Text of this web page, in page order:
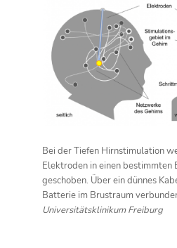
Bei der Tiefen Hirnstimulation
Elektroden in einen bestimmten
geschoben. Über ein dünnes
Batterie im Brustraum
Universitätsklinikum Freiburg